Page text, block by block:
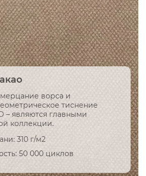
ворса и
тиснение
– являются главными
коллекции.
310 г/м2
50 000 циклов